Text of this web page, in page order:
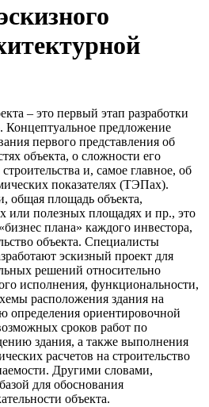
– это первый этап разработки
Концептуальное предложение
первого представления об
объекта, о сложности его
и, самое главное, об
показателях (ТЭПах).
общая площадь объекта,
или полезных площадях и пр., это
плана» каждого инвестора,
объекта. Специалисты
эскизный проект для
решений относительно
исполнения, функциональности,
расположения здания на
определения ориентировочной
сроков работ по
здания, а также выполнения
расчетов на строительство
Другими словами,
для обоснования
объекта.